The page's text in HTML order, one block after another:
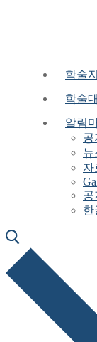
학술
학술
알림
공
뉴
자
공
한